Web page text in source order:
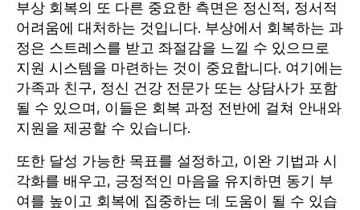
부상 회복의 또 다른 중요한 측면은 정신적, 정서적
어려움에 대처하는 것입니다. 부상에서 회복하는 과
정은 스트레스를 받고 좌절감을 느낄 수 있으므로
지원 시스템을 마련하는 것이 중요합니다. 여기에는
가족과 친구, 정신 건강 전문가 또는 상담사가 포함
될 수 있으며, 이들은 회복 과정 전반에 걸쳐 안내와
지원을 제공할 수 있습니다.
또한 달성 가능한 목표를 설정하고, 이완 기법과 시
각화를 배우고, 긍정적인 마음을 유지하면 동기 부
여를 높이고 회복에 집중하는 데 도움이 될 수 있습